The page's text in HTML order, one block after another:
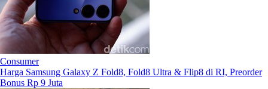
Consumer
Harga Samsung Galaxy Z Fold8, Fold8 Ultra & Flip8 di RI, Preorder
Bonus Rp 9 Juta